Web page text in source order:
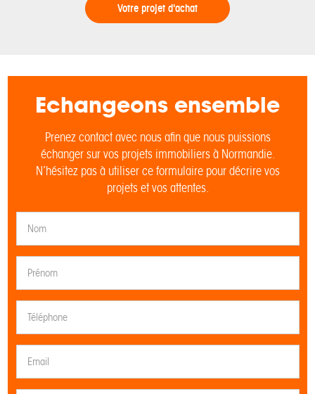
Votre projet d'achat
Echangeons ensemble
Prenez contact avec nous afin que nous puissions
échanger sur vos projets immobiliers à Normandie.
N’hésitez pas à utiliser ce formulaire pour décrire vos
projets et vos attentes.